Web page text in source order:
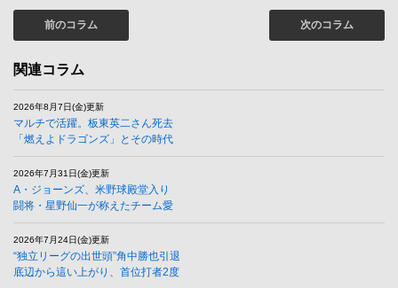
前のコラム 次のコラム
関連コラム
2026年8月7日(金)更新
マルチで活躍。板東英二さん死去
「燃えよドラゴンズ」とその時代
2026年7月31日(金)更新
A・ジョーンズ、米野球殿堂入り
闘将・星野仙一が称えたチーム愛
2026年7月24日(金)更新
“独立リーグの出世頭”角中勝也引退
底辺から這い上がり、首位打者2度